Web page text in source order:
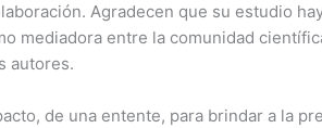
Agradecen que su estudio
mediadora entre la comunidad
autores.
de una entente, para brindar a la